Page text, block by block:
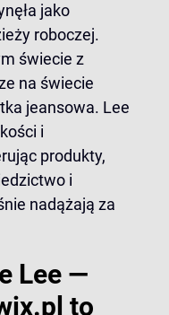
jako
roboczej.
świecie z
na świecie
jeansowa. Lee
i
produkty,
i
nadążają za
Lee —
to